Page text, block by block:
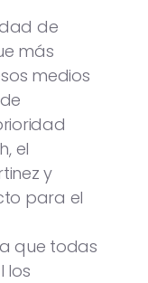
de
más
medios
el
y
para el
que todas
los